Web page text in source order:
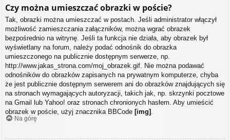
Czy można umieszczać obrazki w poście?
Tak, obrazki można umieszczać w postach. Jeśli administrator włączył
możliwość zamieszczania załączników, można wgrać obrazek
bezpośrednio na witrynę. Jeśli ta funkcja nie działa, aby obrazek był
wyświetlany na forum, należy podać odnośnik do obrazka
umieszczonego na publicznie dostępnym serwerze, np.
http://www.jakas_strona.com/moj_obrazek.gif. Nie można podawać
odnośników do obrazków zapisanych na prywatnym komputerze, chyba
że jest publicznie dostępnym serwerem ani do obrazków znajdujących się
na stronach wymagających autoryzacji, takich jak, np. skrzynki pocztowe
na Gmail lub Yahoo! oraz stronach chronionych hasłem. Aby umieścić
obrazek w poście, użyj znacznika BBCode [img]
Na górę